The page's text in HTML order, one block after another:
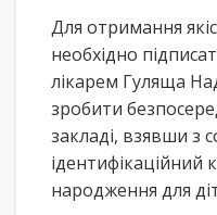
Для отримання
необхідно
лікарем Гуляща
зробити
закладі, взявши з
ідентифікаційний
народження для